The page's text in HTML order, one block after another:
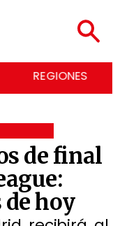
ECONOMÍA
de final
hoy